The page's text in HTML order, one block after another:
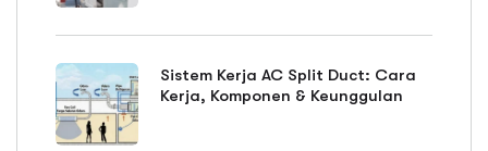
Sistem Kerja AC Split Duct: Cara
Kerja, Komponen & Keunggulan